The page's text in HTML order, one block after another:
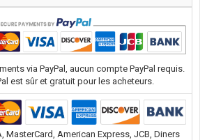
via PayPal, aucun compte PayPal requis.
est sûr et gratuit pour les acheteurs.
MasterCard, American Express, JCB, Diners